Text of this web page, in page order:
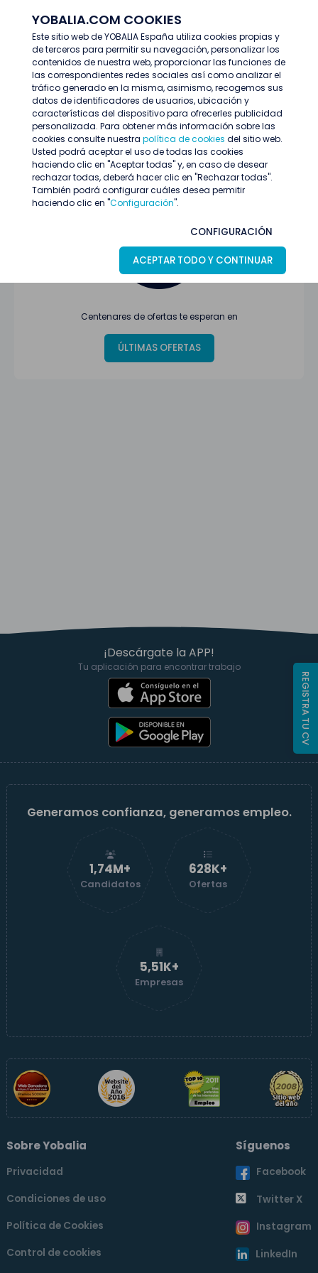
YOBALIA.COM COOKIES
Este sitio web de YOBALIA España utiliza cookies propias y
de terceros para permitir su navegación, personalizar los
contenidos de nuestra web, proporcionar las funciones de
las correspondientes redes sociales así como analizar el
tráfico generado en la misma, asimismo, recogemos sus
datos de identificadores de usuarios, ubicación y
características del dispositivo para ofrecerles publicidad
personalizada. Para obtener más información sobre las
cookies consulte nuestra política de cookies del sitio web.
Usted podrá aceptar el uso de todas las cookies
haciendo clic en "Aceptar todas" y, en caso de desear
rechazar todas, deberá hacer clic en "Rechazar todas".
También podrá configurar cuáles desea permitir
haciendo clic en "Configuración".
CONFIGURACIÓN
ACEPTAR TODO Y CONTINUAR
Últimas ofertas
Oferta no encontrada o ha finalizado su
proceso de selección
Centenares de ofertas te esperan en
ÚLTIMAS OFERTAS
¡Descárgate la APP!
Tu aplicación para encontrar trabajo
Generamos confianza, generamos empleo.
1,74M+
Candidatos
629K+
Ofertas
5,51K+
Empresas
Sobre Yobalia
Privacidad
Condiciones de uso
Política de Cookies
Control de cookies
Síguenos
Facebook
Twitter X
Instagram
LinkedIn
REGISTRA TU CV